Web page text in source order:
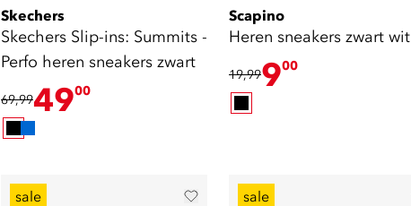
Skechers
Skechers Slip-ins: Summits -
Perfo heren sneakers zwart
69,994900
Scapino
Heren sneakers zwart wit
19,99900
sale sale